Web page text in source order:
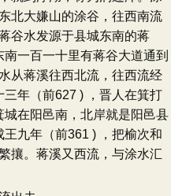
北大嫌山的涂谷，往西南流
谷水发源于县城东南的蒋
一百一十里有蒋谷大道通到
从蒋溪往西北流，往西流经
年（前627 ) ，晋人在箕打
在阳邑南，北岸就是阳邑县
九年（前361 ) ，把榆次和
攘。蒋溪又西流，与涂水汇